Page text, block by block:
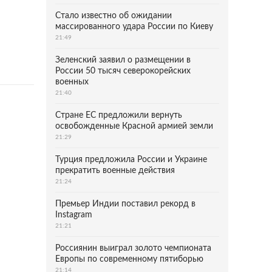
Стало известно об ожидании
массированного удара России по Киеву
21:49
Зеленский заявил о размещении в
России 50 тысяч северокорейских
военных
21:40
Стране ЕС предложили вернуть
освобожденные Красной армией земли
21:29
Турция предложила России и Украине
прекратить военные действия
21:24
Премьер Индии поставил рекорд в
Instagram
21:21
Россиянин выиграл золото чемпионата
Европы по современному пятиборью
21:14